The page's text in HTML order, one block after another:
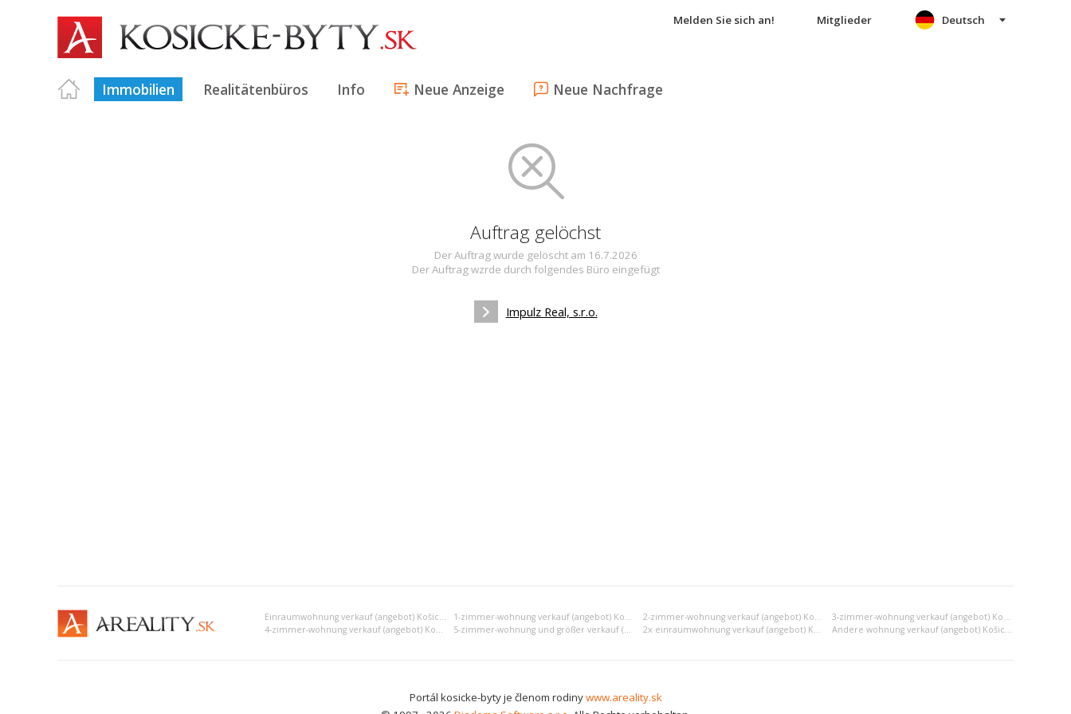
Melden Sie sich an! Mitglieder
Immobilien Realitätenbüros Info Neue Anzeige Neue Nachfrage
Deutsch
Auftrag gelöchst
Der Auftrag wurde gelöscht am 16.7.2026
Der Auftrag wzrde durch folgendes Büro eingefügt
Impulz Real, s.r.o.
Einraumwohnung verkauf (angebot) Košice II 1-zimmer-wohnung verkauf (angebot) Košice II 2-zimmer-wohnung verkauf (angebot) Košice II
3-zimmer-wohnung verkauf (angebot) Košice II
4-zimmer-wohnung verkauf (angebot) Košice II
5-zimmer-wohnung und größer verkauf (angebot) Košice II 2x einraumwohnung verkauf (angebot) Košice II Andere wohnung verkauf (angebot) Košice II
Portál kosicke-byty je členom rodinywww.areality.sk